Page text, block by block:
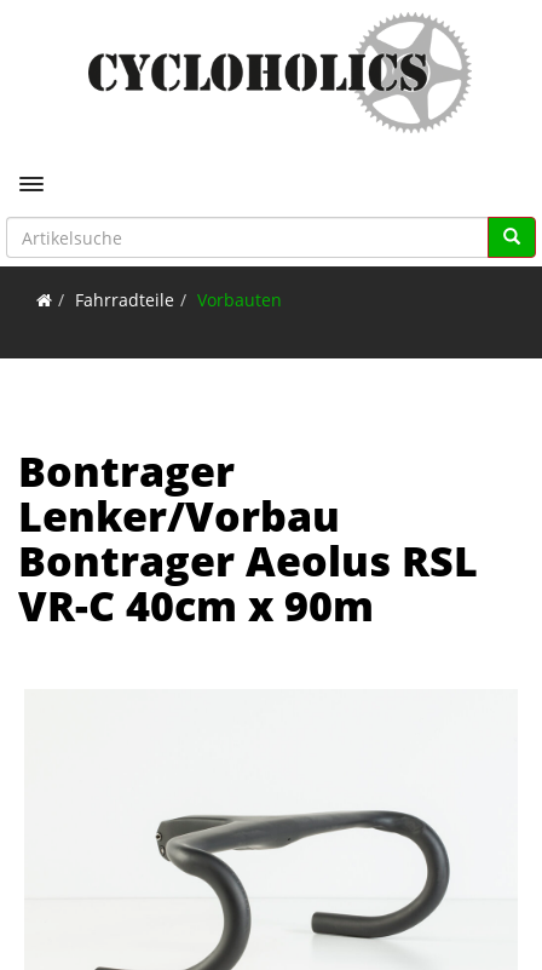
Toggle navigation
Fahrradteile Vorbauten
Bontrager
Lenker/Vorbau
Bontrager Aeolus RSL
VR-C 40cm x 90m